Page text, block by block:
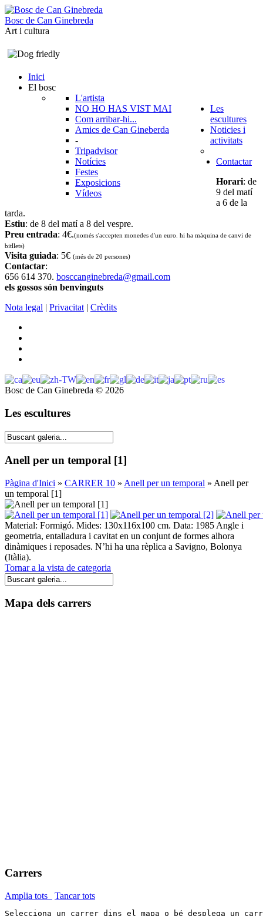
Bosc de Can Ginebreda
Art i cultura
Inici
El bosc
L'artista
NO HO HAS VIST MAI
Com arribar-hi...
Amics de Can Gineberda
-
Tripadvisor
Les
escultures
Noticies i
activitats
Notícies
Festes
Exposicions
Vídeos
Contactar
Horari: de
9 del matí
a 6 de la
tarda.
Estiu: de 8 del matí a 8 del vespre.
Preu entrada: 4€.(només s'accepten monedes d'un euro. hi ha màquina de canvi de
bitllets)
Visita guiada: 5€ (més de 20 persones)
Contactar:
656 614 370. bosccanginebreda@gmail.com
els gossos són benvinguts
Nota legal | Privacitat | Crèdits
Bosc de Can Ginebreda © 2026
Les escultures
Anell per un temporal [1]
Pàgina d'Inici » CARRER 10 » Anell per un temporal » Anell per
un temporal [1]
Material: Formigó. Mides: 130x116x100 cm. Data: 1985 Angle i
geometria, entalladura i cavitat en un conjunt de formes alhora
dinàmiques i reposades. N’hi ha una rèplica a Savigno, Bolonya
(Itàlia).
Tornar a la vista de categoria
Mapa dels carrers
Carrers
Amplia tots Tancar tots
Selecciona un carrer dins el mapa o bé desplega un